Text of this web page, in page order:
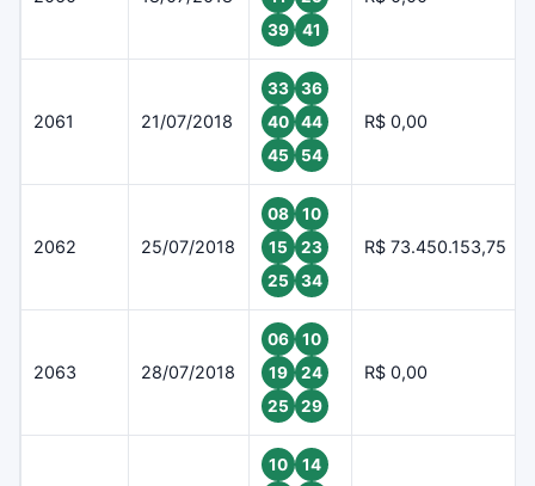
39
41
2061 21/07/2018
33
36
40
44
45
54
R$ 0,00
2062 25/07/2018
08
10
15
23
25
34
R$ 73.450.153,75
2063 28/07/2018
06
10
19
24
25
29
R$ 0,00
10
14